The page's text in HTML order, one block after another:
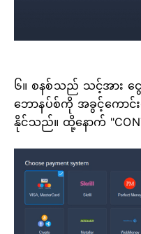
၆။ စနစ်သည် သင့်အား ငွေ
ဘောနပ်စ်ကို အခွင့်ကောင်
နိုင်သည်။ ထို့နောက်